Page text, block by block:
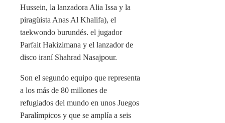
Hussein, la lanzadora Alia Issa y la
piragüista Anas Al Khalifa), el
taekwondo burundés. el jugador
Parfait Hakizimana y el lanzador de
disco iraní Shahrad Nasajpour.
Son el segundo equipo que representa
a los más de 80 millones de
refugiados del mundo en unos Juegos
Paralímpicos y que se amplía a seis